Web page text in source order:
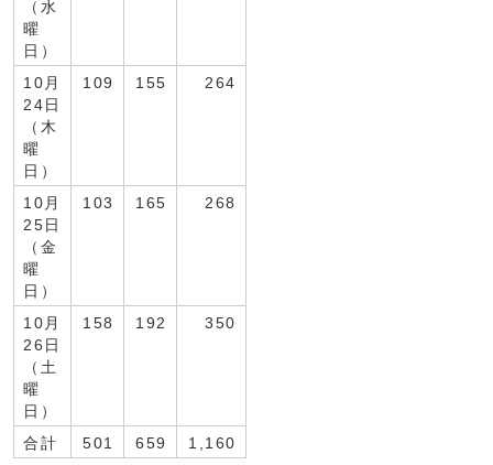
（水
曜
日）
10月
24日
（木
曜
日）
109 155 264
10月
25日
（金
曜
日）
103 165 268
10月
26日
（土
曜
日）
158 192 350
合計 501 659 1,160